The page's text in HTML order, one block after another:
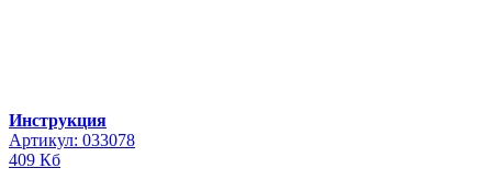
Инструкция
Артикул: 033078
409 Кб